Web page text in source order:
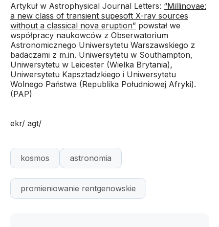
Artykuł w Astrophysical Journal Letters: “Millinovae:
a new class of transient supesoft X-ray sources
without a classical nova eruption” powstał we
współpracy naukowców z Obserwatorium
Astronomicznego Uniwersytetu Warszawskiego z
badaczami z m.in. Uniwersytetu w Southampton,
Uniwersytetu w Leicester (Wielka Brytania),
Uniwersytetu Kapsztadzkiego i Uniwersytetu
Wolnego Państwa (Republika Południowej Afryki).
(PAP)
ekr/ agt/
kosmos astronomia
promieniowanie rentgenowskie